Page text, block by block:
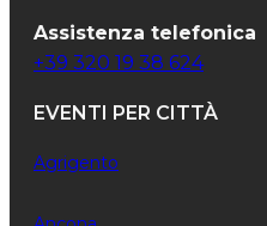
Assistenza telefonica
+39 320 19 38 624
EVENTI PER CITTÀ
Agrigento